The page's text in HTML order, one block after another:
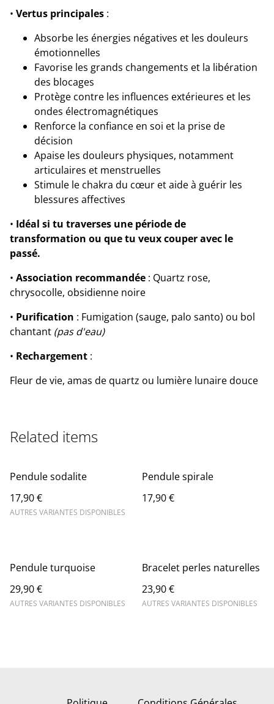
• Vertus principales :
Absorbe les énergies négatives et les douleurs
émotionnelles
Favorise les grands changements et la libération
des blocages
Protège contre les influences extérieures et les
ondes électromagnétiques
Renforce la confiance en soi et la prise de
décision
Apaise les douleurs physiques, notamment
articulaires et menstruelles
Stimule le chakra du cœur et aide à guérir les
blessures affectives
• Idéal si tu traverses une période de
transformation ou que tu veux couper avec le
passé.
• Association recommandée : Quartz rose,
chrysocolle, obsidienne noire
• Purification : Fumigation (sauge, palo santo) ou bol
chantant (pas d'eau)
• Rechargement :
Fleur de vie, amas de quartz ou lumière lunaire douce
Related items
Pendule sodalite
17,90 €
AUTRES VARIANTES DISPONIBLES
Pendule spirale
17,90 €
Pendule turquoise
29,90 €
AUTRES VARIANTES DISPONIBLES
Bracelet perles naturelles
23,90 €
AUTRES VARIANTES DISPONIBLES